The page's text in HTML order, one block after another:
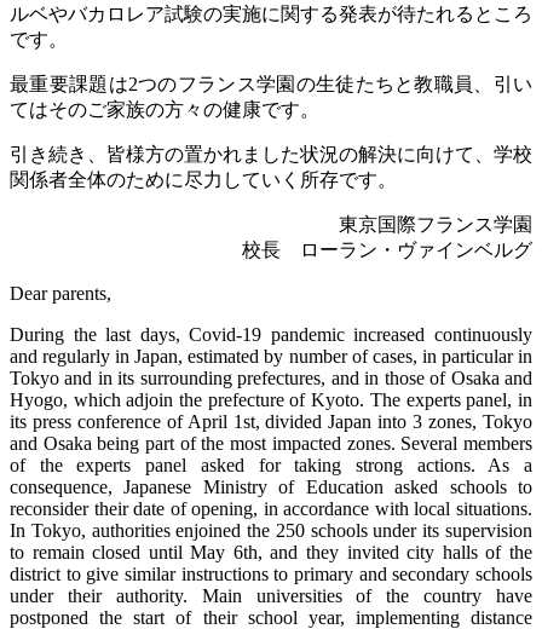
ルベやバカロレア試験の実施に関する発表が待たれるところ
です。
最重要課題は2つのフランス学園の生徒たちと教職員、引い
てはそのご家族の方々の健康です。
引き続き、皆様方の置かれました状況の解決に向けて、学校
関係者全体のために尽力していく所存です。
東京国際フランス学園
校長 ローラン・ヴァインベルグ
Dear parents,
During the last days, Covid-19 pandemic increased continuously
and regularly in Japan, estimated by number of cases, in particular in
Tokyo and in its surrounding prefectures, and in those of Osaka and
Hyogo, which adjoin the prefecture of Kyoto. The experts panel, in
its press conference of April 1st, divided Japan into 3 zones, Tokyo
and Osaka being part of the most impacted zones. Several members
of the experts panel asked for taking strong actions. As a
consequence, Japanese Ministry of Education asked schools to
reconsider their date of opening, in accordance with local situations.
In Tokyo, authorities enjoined the 250 schools under its supervision
to remain closed until May 6th, and they invited city halls of the
district to give similar instructions to primary and secondary schools
under their authority. Main universities of the country have
postponed the start of their school year, implementing distance